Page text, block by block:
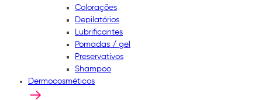
Colorações
Depilatórios
Lubrificantes
Pomadas / gel
Preservativos
Shampoo
Dermocosméticos